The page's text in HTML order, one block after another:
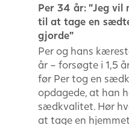
Per 34 år: ”Jeg vil
til at tage en
gjorde”
Per og hans
år – forsøgte i 1,5
før Per tog en
opdagede, at han
sædkvalitet. Hør
at tage en